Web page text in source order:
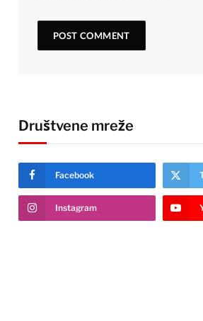
Društvene mreže
Facebook
Instagram